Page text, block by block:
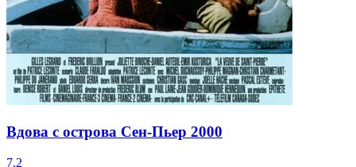
Вдова с острова Сен-Пьер 2000
7.2